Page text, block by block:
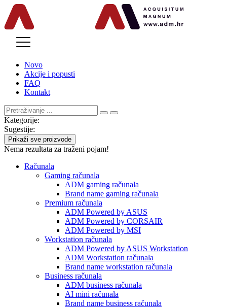
Novo
Akcije i popusti
FAQ
Kontakt
Kategorije:
Sugestije:
Prikaži sve proizvode
Nema rezultata za traženi pojam!
Računala
Gaming računala
ADM gaming računala
Brand name gaming računala
Premium računala
ADM Powered by ASUS
ADM Powered by CORSAIR
ADM Powered by MSI
Workstation računala
ADM Powered by ASUS Workstation
ADM Workstation računala
Brand name workstation računala
Business računala
ADM business računala
AI mini računala
Brand name business računala